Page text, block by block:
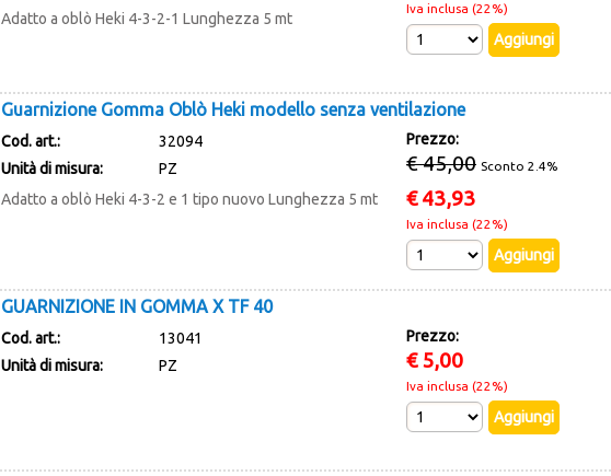
Adatto a oblò Heki 4-3-2-1 Lunghezza 5 mt
Iva inclusa (22%)
Guarnizione Gomma Oblò Heki modello senza ventilazione
Cod. art.:
32094
Unità di misura:
PZ
Adatto a oblò Heki 4-3-2 e 1 tipo nuovo Lunghezza 5 mt
Prezzo:
€ 45,00 Sconto 2.4%
€43,93
Iva inclusa (22%)
GUARNIZIONE IN GOMMA X TF 40
Cod. art.:
13041
Unità di misura:
PZ
Prezzo:
€5,00
Iva inclusa (22%)